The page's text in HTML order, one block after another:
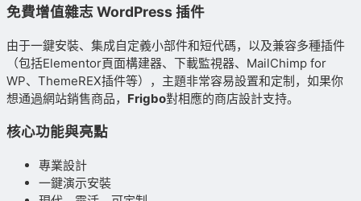
免費增值雜志 WordPress 插件
由于一鍵安裝、集成自定義小部件和短代碼，以及兼容多種插件
（包括Elementor頁面構建器、下載監視器、MailChimp for
WP、ThemeREX插件等），主題非常容易設置和定制，如果你
想通過網站銷售商品， Frigbo對相應的商店設計支持。
核心功能與亮點
專業設計
一鍵演示安裝